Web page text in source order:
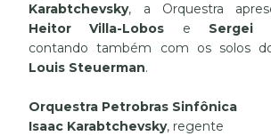
Karabtchevsky, a Orquestra
Heitor Villa-Lobos e Sergei
contando também com os solos
Louis Steuerman.
Orquestra Petrobras Sinfônica
Isaac Karabtchevsky, regente